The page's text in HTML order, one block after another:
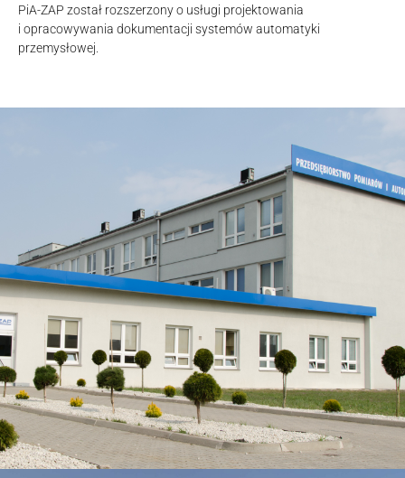
PiA-ZAP został rozszerzony o usługi projektowania
i opracowywania dokumentacji systemów automatyki
przemysłowej.